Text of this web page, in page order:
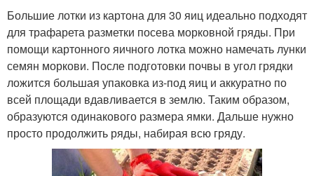
Большие лотки из картона для 30 яиц идеально подходят
для трафарета разметки посева морковной гряды. При
помощи картонного яичного лотка можно намечать лунки
семян моркови. После подготовки почвы в угол грядки
ложится большая упаковка из-под яиц и аккуратно по
всей площади вдавливается в землю. Таким образом,
образуются одинакового размера ямки. Дальше нужно
просто продолжить ряды, набирая всю гряду.